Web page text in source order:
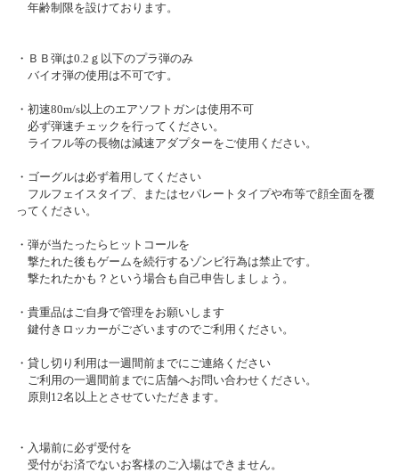
2018 IFMAR R/C Drift World Cup 最終予選開催！
2017/07/22
タム・タム大宮店12周年祭開催
2017/07/06
Tam・Ｔａｍ千葉店３周年記念祭！
2017/01/10
宝くじチャンス 当選番号発表
2016/11/28
ニコニコ感謝祭当選者様発表
2015/12/01
『秋のニコニコ感謝祭』プレゼント当選者発表
2015/10/20
秋のニコニコ感謝祭開催のお知らせ
2024/04/01(月)～2024/05/19(日)
お客様感謝祭2024冬プレゼント当選発表のお知らせ
2024/03/02(土)
カテゴリ：キャンペーン
3ｏｎ3ＢＡＴＴＬＥ～ＴａｍＴａｍステージ札幌～Vol.3
2024/02/26(月)～2024/02/26(月)
カテゴリ：ミリタリー
タムタム札幌店ジオラマ展示会「これこそ模型の醍醐味っし
ょ!!」開催！
2024/02/05(月)～2024/03/31(日)
カテゴリ：鉄道模型
お客様感謝祭2024冬開催のお知らせ
2024/01/27(土)～2024/02/26(月)
2024 新春セール開催のお知らせ
年齢制限を設けております。
・ＢＢ弾は0.2ｇ以下のプラ弾のみ
バイオ弾の使用は不可です。
・初速80m/s以上のエアソフトガンは使用不可
必ず弾速チェックを行ってください。
ライフル等の長物は減速アダプターをご使用ください。
・ゴーグルは必ず着用してください
フルフェイスタイプ、またはセパレートタイプや布等で顔全面を覆
ってください。
・弾が当たったらヒットコールを
撃たれた後もゲームを続行するゾンビ行為は禁止です。
撃たれたかも？という場合も自己申告しましょう。
・貴重品はご自身で管理をお願いします
鍵付きロッカーがございますのでご利用ください。
・貸し切り利用は一週間前までにご連絡ください
ご利用の一週間前までに店舗へお問い合わせください。
原則12名以上とさせていただきます。
・入場前に必ず受付を
受付がお済でないお客様のご入場はできません。